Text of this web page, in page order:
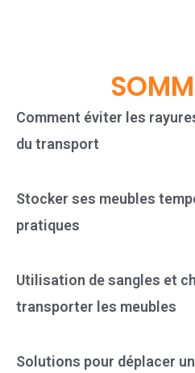
Comment éviter les
du transport
Stocker ses meubles
pratiques
Utilisation de sangles et
transporter les meubles
Solutions pour déplacer